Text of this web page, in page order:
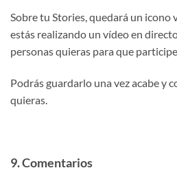
Sobre tu Stories, quedará un icono
estás realizando un vídeo en
personas quieras para que
Podrás guardarlo una vez acabe y
quieras.
9. Comentarios